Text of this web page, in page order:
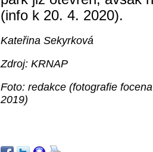
(info k 20. 4. 2020).
Kateřina Sekyrková
Zdroj: KRNAP
Foto: redakce (fotografie
2019)